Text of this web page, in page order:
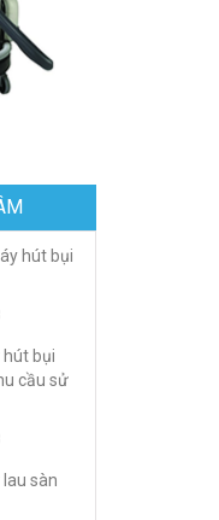
hút bụi
bụi
cầu sử
sàn